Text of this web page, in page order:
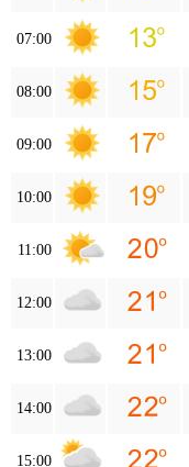
07:00
08:00
09:00
10:00
11:00
12:00
13:00
14:00
15:00